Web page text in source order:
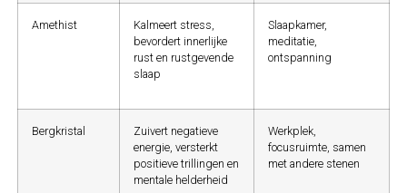
Amethist
Kalmeert stress,
bevordert innerlijke
rust en rustgevende
slaap
Slaapkamer,
meditatie,
ontspanning
Bergkristal
Zuivert negatieve
energie, versterkt
positieve trillingen en
mentale helderheid
Werkplek,
focusruimte, samen
met andere stenen